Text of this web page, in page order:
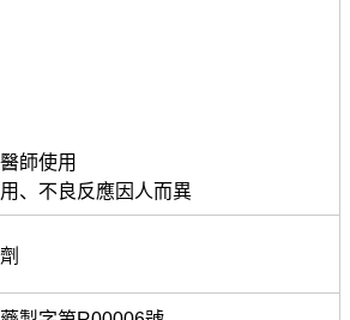
師使用
、不良反應因人而異